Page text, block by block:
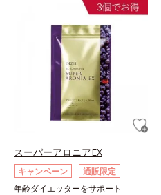
スーパーアロニアEX
キャンペーン
通販限定
年齢ダイエッターをサポート